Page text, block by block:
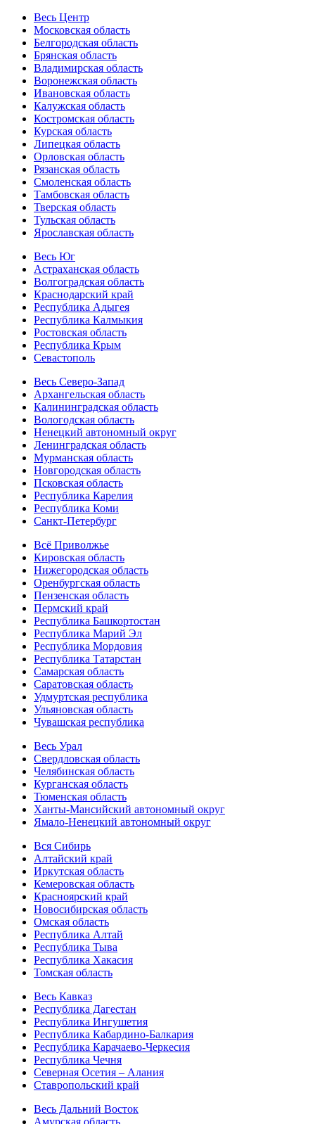
Весь Центр
Московская область
Белгородская область
Брянская область
Владимирская область
Воронежская область
Ивановская область
Калужская область
Костромская область
Курская область
Липецкая область
Орловская область
Рязанская область
Смоленская область
Тамбовская область
Тверская область
Тульская область
Ярославская область
Весь Юг
Астраханская область
Волгоградская область
Краснодарский край
Республика Адыгея
Республика Калмыкия
Ростовская область
Республика Крым
Севастополь
Весь Северо-Запад
Архангельская область
Калининградская область
Вологодская область
Ненецкий автономный округ
Ленинградская область
Мурманская область
Новгородская область
Псковская область
Республика Карелия
Республика Коми
Санкт-Петербург
Всё Приволжье
Кировская область
Нижегородская область
Оренбургская область
Пензенская область
Пермский край
Республика Башкортостан
Республика Марий Эл
Республика Мордовия
Республика Татарстан
Самарская область
Саратовская область
Удмуртская республика
Ульяновская область
Чувашская республика
Весь Урал
Свердловская область
Челябинская область
Курганская область
Тюменская область
Ханты-Мансийский автономный округ
Ямало-Ненецкий автономный округ
Вся Сибирь
Алтайский край
Иркутская область
Кемеровская область
Красноярский край
Новосибирская область
Омская область
Республика Алтай
Республика Тыва
Республика Хакасия
Томская область
Весь Кавказ
Республика Дагестан
Республика Ингушетия
Республика Кабардино-Балкария
Республика Карачаево-Черкесия
Республика Чечня
Северная Осетия – Алания
Ставропольский край
Весь Дальний Восток
Амурская область